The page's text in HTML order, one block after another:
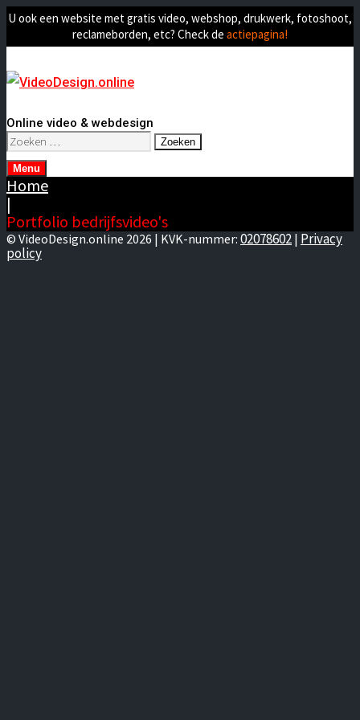
U ook een website met gratis video, webshop, drukwerk, fotoshoot,
reclameborden, etc? Check de actiepagina!
Online video & webdesign
Zoeken
naar:
Menu
Home
|
Portfolio bedrijfsvideo's
© VideoDesign.online 2026 | KVK-nummer: 02078602 | Privacy
policy